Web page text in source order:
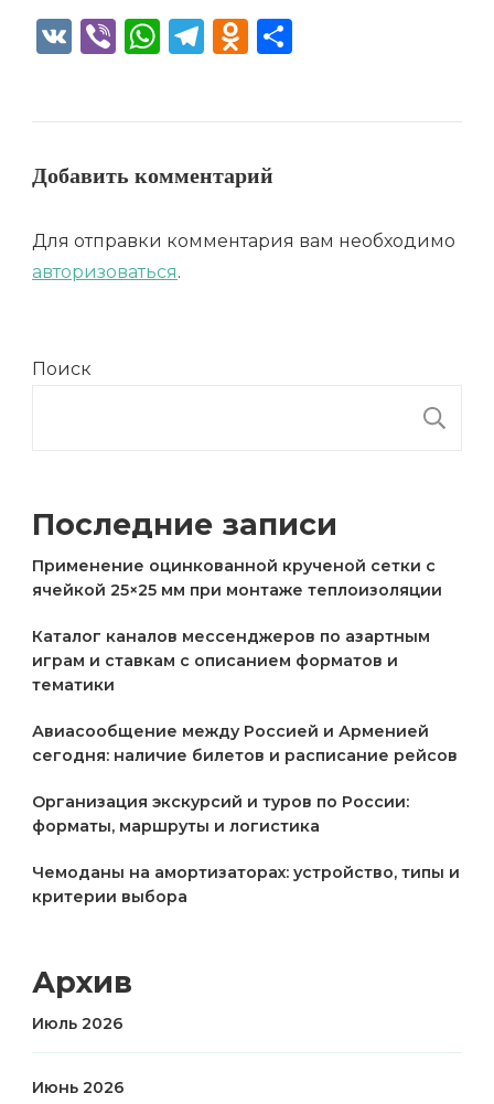
VK ViberWhatsApp
Telegram
Odnoklassniki
Добавить комментарий
Для отправки комментария вам необходимо
авторизоваться.
Поиск
Последние записи
Применение оцинкованной крученой сетки с
ячейкой 25×25 мм при монтаже теплоизоляции
Каталог каналов мессенджеров по азартным
играм и ставкам с описанием форматов и
тематики
Авиасообщение между Россией и Арменией
сегодня: наличие билетов и расписание рейсов
Организация экскурсий и туров по России:
форматы, маршруты и логистика
Чемоданы на амортизаторах: устройство, типы и
критерии выбора
Архив
Июль 2026
Июнь 2026